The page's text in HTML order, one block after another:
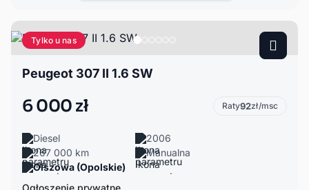
Tylko u nas
Peugeot 307 II 1.6 SW
6 000 zł Raty92zł/msc
Diesel
2006
267 000 km
Manualna
Olszowa (Opolskie)
Ogłoszenie prywatne